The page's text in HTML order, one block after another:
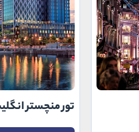
تور منچستر